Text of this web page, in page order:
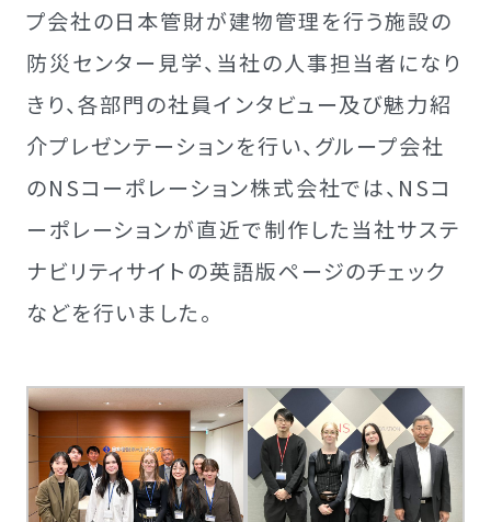
プ会社の日本管財が建物管理を行う施設の
防災センター見学、当社の人事担当者になり
きり、各部門の社員インタビュー及び魅力紹
介プレゼンテーションを行い、グループ会社
のNSコーポレーション株式会社では、NSコ
ーポレーションが直近で制作した当社サステ
ナビリティサイトの英語版ページのチェック
などを行いました。